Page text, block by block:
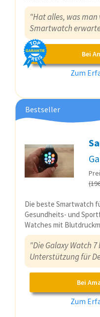
"Hat alles, was
Smartwatch
Bei
Zum
Bestseller
Die beste Smartwatch
Gesundheits- und
Watches mit
"Die Galaxy Watch
Unterstützung für
Bei
Zum